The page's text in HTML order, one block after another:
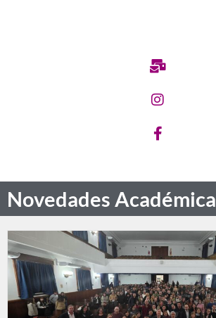
Novedades Académica